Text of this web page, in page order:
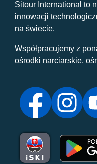
Sitour International to
innowacji
na świecie.
Współpracujemy z
ośrodki narciarskie,